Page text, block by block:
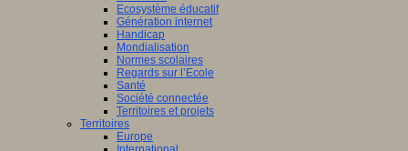
Ecosystème éducatif
Génération internet
Handicap
Mondialisation
Normes scolaires
Regards sur l’Ecole
Santé
Société connectée
Territoires et projets
Territoires
Europe